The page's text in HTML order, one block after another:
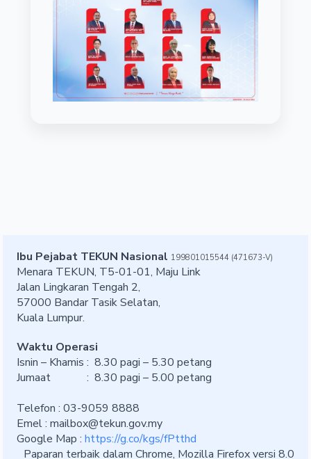
Ibu Pejabat TEKUN Nasional 199801015544 (471673-V)
Menara TEKUN, T5-01-01, Maju Link
Jalan Lingkaran Tengah 2,
57000 Bandar Tasik Selatan,
Kuala Lumpur.
Waktu Operasi
Isnin – Khamis : 8.30 pagi – 5.30 petang
Jumaat : 8.30 pagi – 5.00 petang
Telefon : 03-9059 8888
Emel :mailbox@tekun.gov.my
Google Map :https://g.co/kgs/fPtthd
Paparan terbaik dalam Chrome, Mozilla Firefox versi 8.0